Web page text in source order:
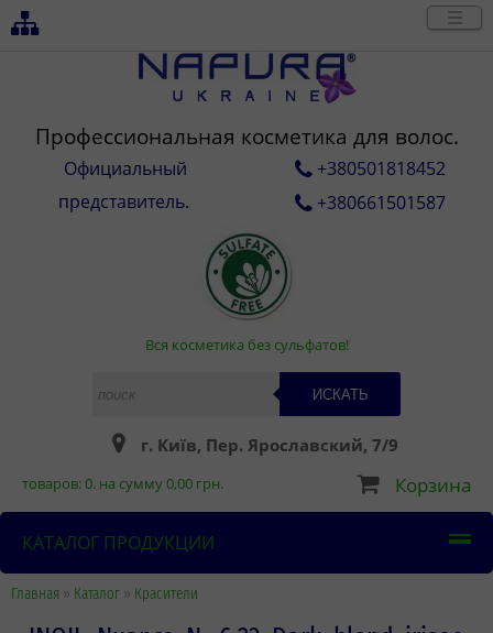
Профессиональная косметика для волос.
Официальный
представитель.
+380501818452
+380661501587
Вся косметика без сульфатов!
ИСКАТЬ
г. Київ, Пер. Ярославский, 7/9
товаров:0. на сумму0,00 грн. Корзина
КАТАЛОГ ПРОДУКЦИИ
Главная » Каталог » Красители